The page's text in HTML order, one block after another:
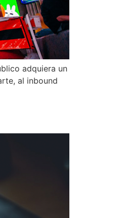
adquiera un
al inbound